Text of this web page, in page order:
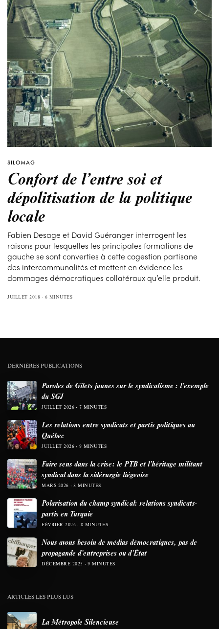
SILOMAG
Confort de l’entre soi et
dépolitisation de la politique
locale
Fabien Desage et David Guéranger interrogent les
raisons pour lesquelles les principales formations de
gauche se sont converties à cette cogestion partisane
des intercommunalités et mettent en évidence les
dommages démocratiques collatéraux qu’elle produit.
JUILLET 2018 6 MINUTES
DERNIÈRES PUBLICATIONS
Paroles de Gilets jaunes sur le syndicalisme : l’exemple
du SGJ
JUILLET 2026 7 MINUTES
Les relations entre syndicats et partis politiques au
Québec
JUILLET 2026 9 MINUTES
Faire sens dans la crise: le PTB et l’héritage militant
syndical dans la sidérurgie liégeoise
MARS 2026 8 MINUTES
Polarisation du champ syndical: relations syndicats-
partis en Turquie
FÉVRIER 2026 8 MINUTES
Nous avons besoin de médias démocratiques, pas de
propagande d’entreprises ou d’État
DÉCEMBRE 2025 9 MINUTES
ARTICLES LES PLUS LUS
La Métropole Silencieuse